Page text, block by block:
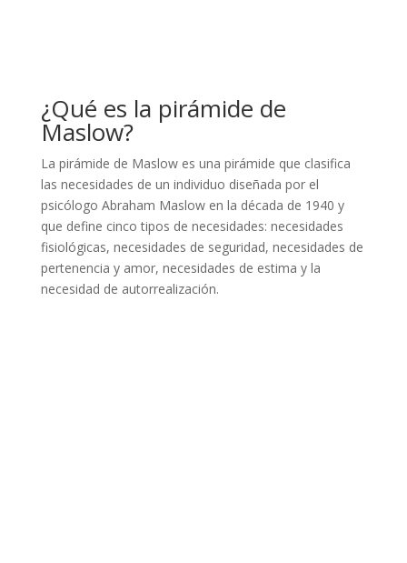
¿Qué es la pirámide de
Maslow?
La pirámide de Maslow es una pirámide que clasifica
las necesidades de un individuo diseñada por el
psicólogo Abraham Maslow en la década de 1940 y
que define cinco tipos de necesidades: necesidades
fisiológicas, necesidades de seguridad, necesidades de
pertenencia y amor, necesidades de estima y la
necesidad de autorrealización.